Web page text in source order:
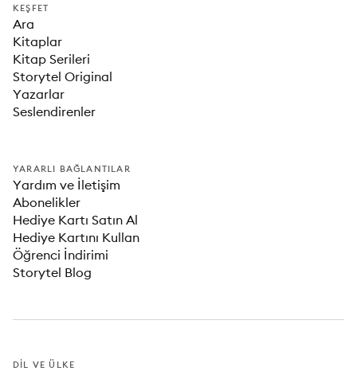
KEŞFET
Ara
Kitaplar
Kitap Serileri
Storytel Original
Yazarlar
Seslendirenler
YARARLI BAĞLANTILAR
Yardım ve İletişim
Abonelikler
Hediye Kartı Satın Al
Hediye Kartını Kullan
Öğrenci İndirimi
Storytel Blog
DIL VE ÜLKE